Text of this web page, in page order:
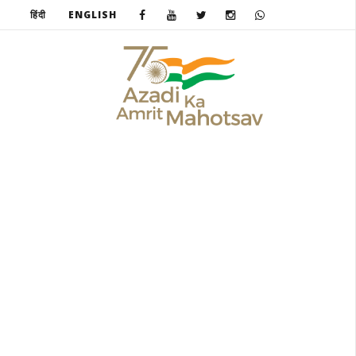
हिंदी ENGLISH